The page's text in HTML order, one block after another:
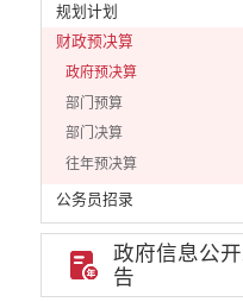
规划计划
财政预决算
政府预决算
部门预算
部门决算
往年预决算
公务员招录
公共资源配置
重大决策预公开
重大决策听证事项
政府信息公
告